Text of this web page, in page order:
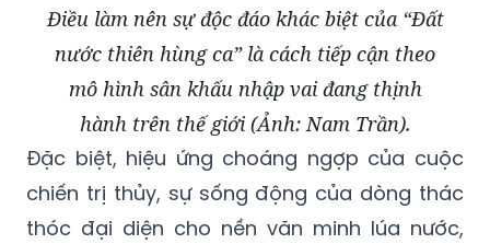
Điều làm nên sự độc đáo khác biệt của “Đất
nước thiên hùng ca” là cách tiếp cận theo
mô hình sân khấu nhập vai đang thịnh
hành trên thế giới (Ảnh: Nam Trần).
Đặc biệt, hiệu ứng choáng ngợp của cuộc
chiến trị thủy, sự sống động của dòng thác
thóc đại diện cho nền văn minh lúa nước,